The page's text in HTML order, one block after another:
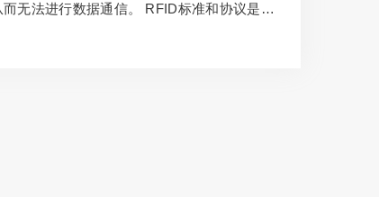
无法进行数据通信。 RFID标准和协议是RF